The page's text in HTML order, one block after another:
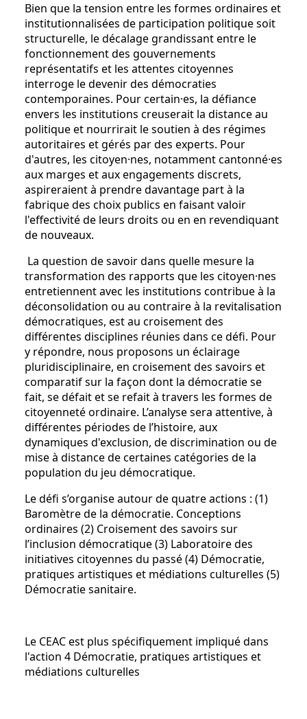
Bien que la tension entre les formes ordinaires et
institutionnalisées de participation politique soit
structurelle, le décalage grandissant entre le
fonctionnement des gouvernements
représentatifs et les attentes citoyennes
interroge le devenir des démocraties
contemporaines. Pour certain·es, la défiance
envers les institutions creuserait la distance au
politique et nourrirait le soutien à des régimes
autoritaires et gérés par des experts. Pour
d'autres, les citoyen·nes, notamment cantonné·es
aux marges et aux engagements discrets,
aspireraient à prendre davantage part à la
fabrique des choix publics en faisant valoir
l'effectivité de leurs droits ou en en revendiquant
de nouveaux.
La question de savoir dans quelle mesure la
transformation des rapports que les citoyen·nes
entretiennent avec les institutions contribue à la
déconsolidation ou au contraire à la revitalisation
démocratiques, est au croisement des
différentes disciplines réunies dans ce défi. Pour
y répondre, nous proposons un éclairage
pluridisciplinaire, en croisement des savoirs et
comparatif sur la façon dont la démocratie se
fait, se défait et se refait à travers les formes de
citoyenneté ordinaire. L’analyse sera attentive, à
différentes périodes de l’histoire, aux
dynamiques d'exclusion, de discrimination ou de
mise à distance de certaines catégories de la
population du jeu démocratique.
Le défi s’organise autour de quatre actions : (1)
Baromètre de la démocratie. Conceptions
ordinaires (2) Croisement des savoirs sur
l’inclusion démocratique (3) Laboratoire des
initiatives citoyennes du passé (4) Démocratie,
pratiques artistiques et médiations culturelles (5)
Démocratie sanitaire.
Le CEAC est plus spécifiquement impliqué dans
l'action 4 Démocratie, pratiques artistiques et
médiations culturelles